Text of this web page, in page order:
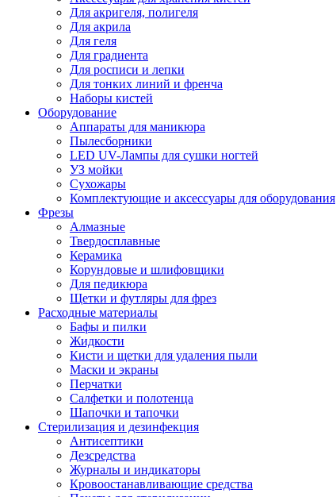
Для акригеля, полигеля
Для акрила
Для геля
Для градиента
Для росписи и лепки
Для тонких линий и френча
Наборы кистей
Оборудование
Аппараты для маникюра
Пылесборники
LED UV-Лампы для сушки ногтей
УЗ мойки
Сухожары
Комплектующие и аксессуары для оборудования
Фрезы
Алмазные
Твердосплавные
Керамика
Корундовые и шлифовщики
Для педикюра
Щетки и футляры для фрез
Расходные материалы
Бафы и пилки
Жидкости
Кисти и щетки для удаления пыли
Маски и экраны
Перчатки
Салфетки и полотенца
Шапочки и тапочки
Стерилизация и дезинфекция
Антисептики
Дезсредства
Журналы и индикаторы
Кровоостанавливающие средства